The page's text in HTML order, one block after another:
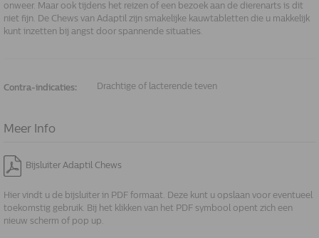
onweer. Maar ook tijdens het reizen of een bezoek aan de dierenarts is dit
niet fijn. De Chews van Adaptil zijn smakelijke kauwtabletten die u makkelijk
kunt inzetten bij angst door spannende situaties.
Contra-indicaties: Drachtige of lacterende teven
Meer Info
Bijsluiter Adaptil Chews
Hier vindt u de bijsluiter in PDF formaat. Deze kunt u opslaan voor eventueel
toekomstig gebruik. Bij het klikken van het PDF symbool opent zich een
nieuw scherm of pop up.